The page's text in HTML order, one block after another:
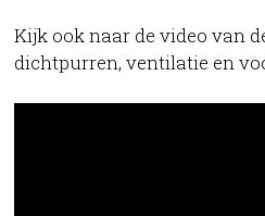
Kijk ook naar de video van
dichtpurren, ventilatie en